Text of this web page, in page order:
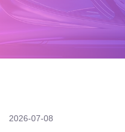
2026-07-08